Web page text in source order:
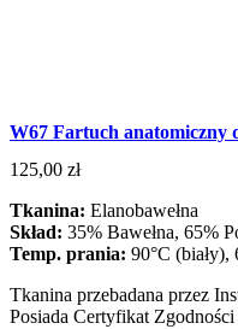
W67 Fartuch anatomiczny
125,00 zł
Tkanina: Elanobawełna
Skład: 35% Bawełna, 65%
Temp. prania: 90°C
Tkanina przebadana przez
Posiada Certyfikat